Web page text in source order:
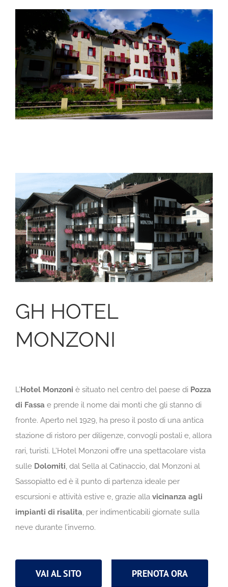
GH HOTEL
MONZONI
L’Hotel Monzoni è situato nel centro del paese di Pozza
di Fassa e prende il nome dai monti che gli stanno di
fronte. Aperto nel 1929, ha preso il posto di una antica
stazione di ristoro per diligenze, convogli postali e, allora
rari, turisti. L’Hotel Monzoni offre una spettacolare vista
sulle Dolomiti , dal Sella al Catinaccio, dal Monzoni al
Sassopiatto ed è il punto di partenza ideale per
escursioni e attività estive e, grazie alla vicinanza agli
impianti di risalita , per indimenticabili giornate sulla
neve durante l’inverno.
VAI AL SITO PRENOTA ORA